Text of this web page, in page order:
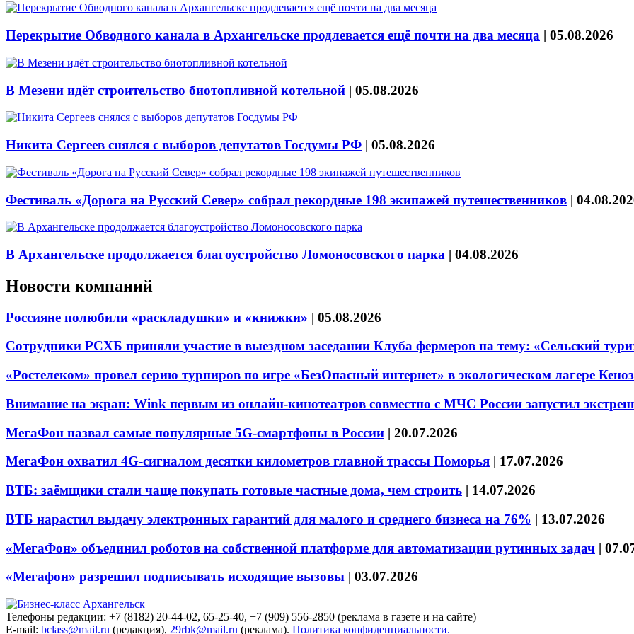
Перекрытие Обводного канала в Архангельске продлевается ещё почти на два месяца | 05.08.2026
В Мезени идёт строительство биотопливной котельной | 05.08.2026
Никита Сергеев снялся с выборов депутатов Госдумы РФ | 05.08.2026
Фестиваль «Дорога на Русский Север» собрал рекордные 198 экипажей путешественников |
В Архангельске продолжается благоустройство Ломоносовского парка | 04.08.2026
Новости компаний
Россияне полюбили «раскладушки» и «книжки» | 05.08.2026
Сотрудники РСХБ приняли участие в выездном заседании Клуба фермеров на тему: «Сельский
«Ростелеком» провел серию турниров по игре «БезОпасный интернет» в экологическом лагере
Внимание на экран: Wink первым из онлайн-кинотеатров совместно с МЧС России запустил
МегаФон назвал самые популярные 5G-смартфоны в России | 20.07.2026
МегаФон охватил 4G-сигналом десятки километров главной трассы Поморья | 17.07.2026
ВТБ: заёмщики стали чаще покупать готовые частные дома, чем строить | 14.07.2026
ВТБ нарастил выдачу электронных гарантий для малого и среднего бизнеса на 76% | 13.07.2026
«МегаФон» объединил роботов на собственной платформе для автоматизации рутинных задач |
«Мегафон» разрешил подписывать исходящие вызовы | 03.07.2026
Телефоны редакции: +7 (8182) 20-44-02, 65-25-40, +7 (909) 556-2850 (реклама в газете и на сайте)
E-mail: bclass@mail.ru (редакция), 29rbk@mail.ru (реклама). Политика конфиденциальности.